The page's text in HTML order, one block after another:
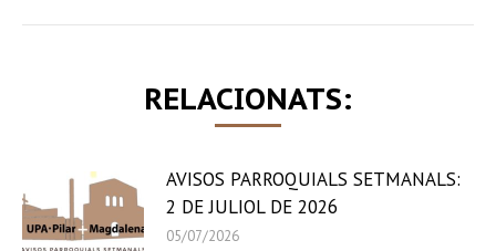
RELACIONATS:
AVISOS PARROQUIALS SETMANALS:
2 DE JULIOL DE 2026
05/07/2026